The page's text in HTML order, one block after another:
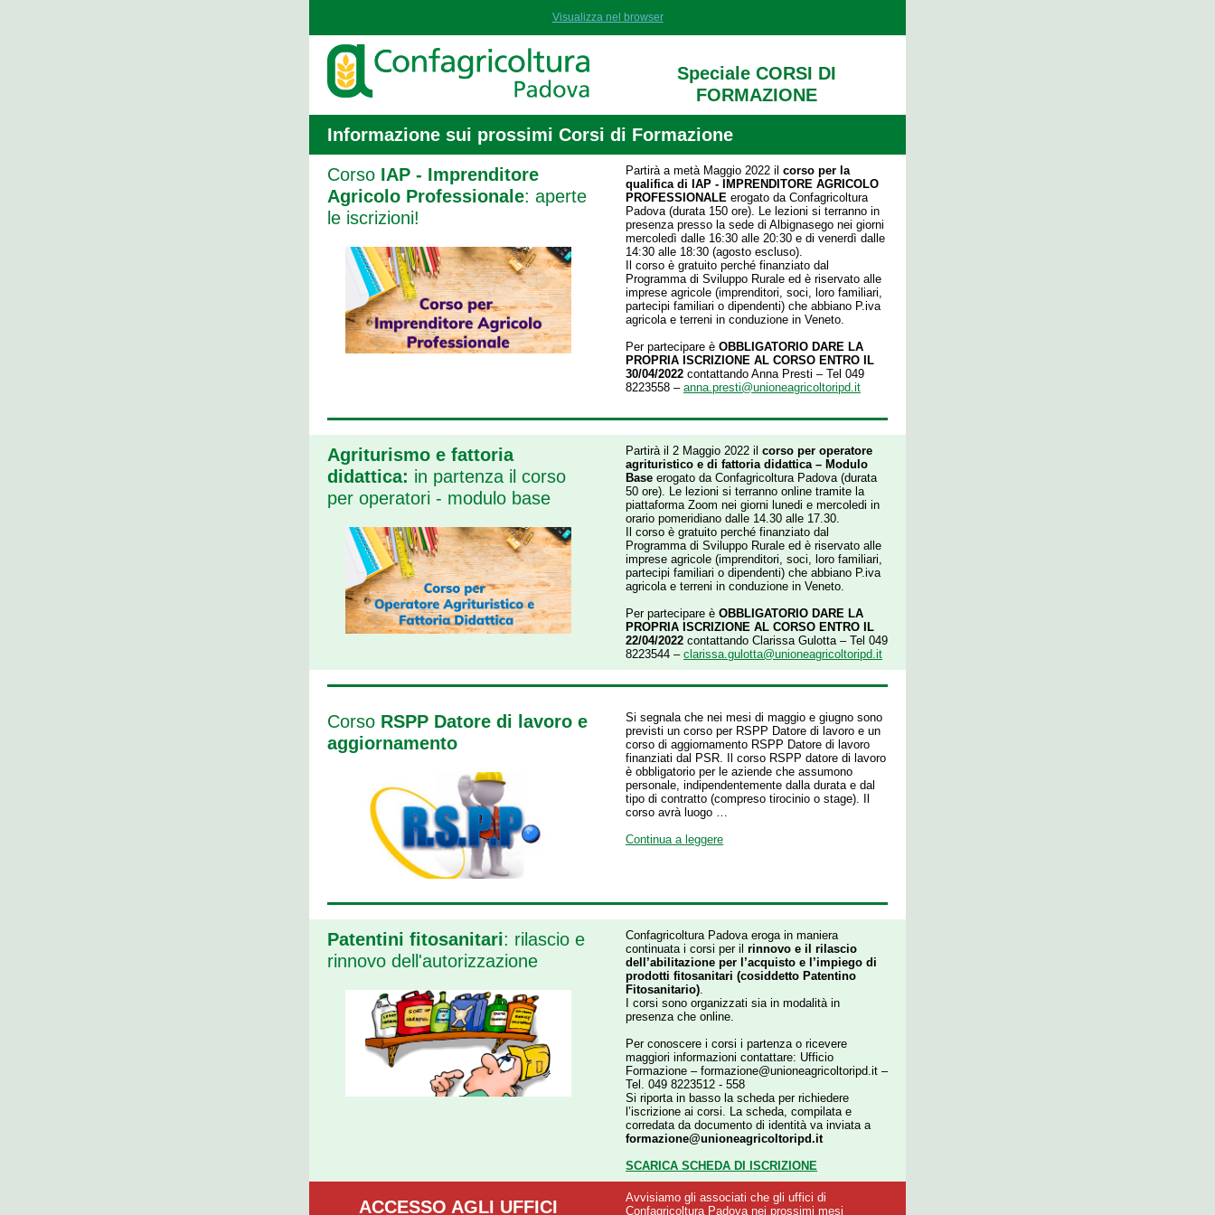
Visualizza nel browser
Speciale CORSI DI
FORMAZIONE
Informazione sui prossimi Corsi di Formazione
Corso IAP - Imprenditore
Agricolo Professionale: aperte
le iscrizioni!
Partirà a metà Maggio 2022 il corso per la
qualifica di IAP - IMPRENDITORE AGRICOLO
PROFESSIONALE erogato da Confagricoltura
Padova (durata 150 ore). Le lezioni si terranno in
presenza presso la sede di Albignasego nei giorni
mercoledì dalle 16:30 alle 20:30 e di venerdì dalle
14:30 alle 18:30 (agosto escluso).
Il corso è gratuito perché finanziato dal
Programma di Sviluppo Rurale ed è riservato alle
imprese agricole (imprenditori, soci, loro familiari,
partecipi familiari o dipendenti) che abbiano P.iva
agricola e terreni in conduzione in Veneto.
Per partecipare è OBBLIGATORIO DARE LA
PROPRIA ISCRIZIONE AL CORSO ENTRO IL
30/04/2022 contattando Anna Presti – Tel 049
8223558 – anna.presti@unioneagricoltoripd.it
Agriturismo e fattoria
didattica: in partenza il corso
per operatori - modulo base
Partirà il 2 Maggio 2022 il corso per operatore
agrituristico e di fattoria didattica – Modulo
Base erogato da Confagricoltura Padova (durata
50 ore). Le lezioni si terranno online tramite la
piattaforma Zoom nei giorni lunedi e mercoledi in
orario pomeridiano dalle 14.30 alle 17.30.
Il corso è gratuito perché finanziato dal
Programma di Sviluppo Rurale ed è riservato alle
imprese agricole (imprenditori, soci, loro familiari,
partecipi familiari o dipendenti) che abbiano P.iva
agricola e terreni in conduzione in Veneto.
Per partecipare è OBBLIGATORIO DARE LA
PROPRIA ISCRIZIONE AL CORSO ENTRO IL
22/04/2022 contattando Clarissa Gulotta – Tel 049
8223544 – clarissa.gulotta@unioneagricoltoripd.it
Corso RSPP Datore di lavoro e
aggiornamento
Si segnala che nei mesi di maggio e giugno sono
previsti un corso per RSPP Datore di lavoro e un
corso di aggiornamento RSPP Datore di lavoro
finanziati dal PSR. Il corso RSPP datore di lavoro
è obbligatorio per le aziende che assumono
personale, indipendentemente dalla durata e dal
tipo di contratto (compreso tirocinio o stage). Il
corso avrà luogo …
Continua a leggere
Patentini fitosanitari: rilascio e
rinnovo dell'autorizzazione
Confagricoltura Padova eroga in maniera
continuata i corsi per il rinnovo e il rilascio
dell’abilitazione per l’acquisto e l’impiego di
prodotti fitosanitari (cosiddetto Patentino
Fitosanitario).
I corsi sono organizzati sia in modalità in
presenza che online.
Per conoscere i corsi i partenza o ricevere
maggiori informazioni contattare: Ufficio
Formazione – formazione@unioneagricoltoripd.it –
Tel. 049 8223512 - 558
Si riporta in basso la scheda per richiedere
l’iscrizione ai corsi. La scheda, compilata e
corredata da documento di identità va inviata a
formazione@unioneagricoltoripd.it
SCARICA SCHEDA DI ISCRIZIONE
ACCESSO AGLI UFFICI
Avvisiamo gli associati che gli uffici di
Confagricoltura Padova nei prossimi mesi